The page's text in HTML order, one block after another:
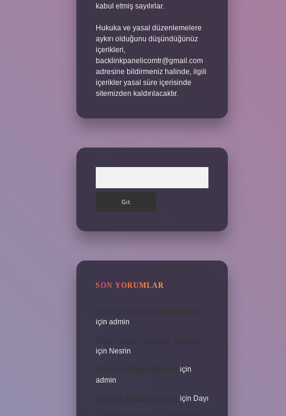
kabul etmiş sayılırlar.
Hukuka ve yasal düzenlemelere
aykırı olduğunu düşündüğünüz
içerikleri,
backlinkpanelicomtr@gmail.com
adresine bildirmeniz halinde, ilgili
içerikler yasal süre içerisinde
sitemizden kaldırılacaktır.
SON YORUMLAR
Alerji Yapan Yiyecekler Nelerdir
için admin
Alerji Yapan Yiyecekler Nelerdir
için Nesrin
Belirtme Sıfatları Nelerdir için
admin
Belirtme Sıfatları Nelerdir için Dayı